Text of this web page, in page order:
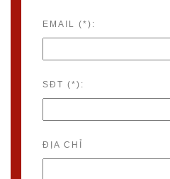
EMAIL (*):
SĐT (*):
ĐỊA CHỈ